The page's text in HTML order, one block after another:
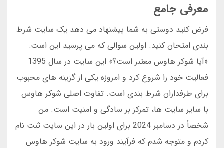
معرفی جامع
فرض کنید دوستی به شما پیشنهاد می دهد یک سایت شرط
بندی امتحان کنید. اولین سوالی که می پرسید این است:
«آیا شوکر هاوس معتبر است؟» این سایت در سال 1395
فعالیت خود را شروع کرد و امروزه یکی از گزینه های محبوب
برای طرفداران شرط بندی است. تفاوت اصلی شوکر هاوس
با سایر سایت ها، تمرکز بر سادگی و امنیت است. من
شخصاً در دسامبر 2024 برای اولین بار در این سایت ثبت نام
کردم و متوجه شدم که فرآیند ورود به سایت شوکر هاوس